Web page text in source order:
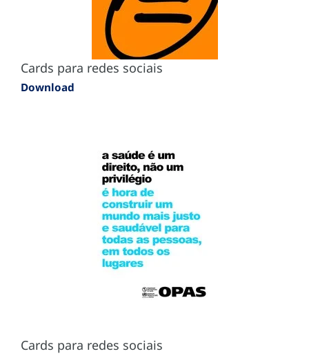
Cards para redes sociais
Download
Cards para redes sociais